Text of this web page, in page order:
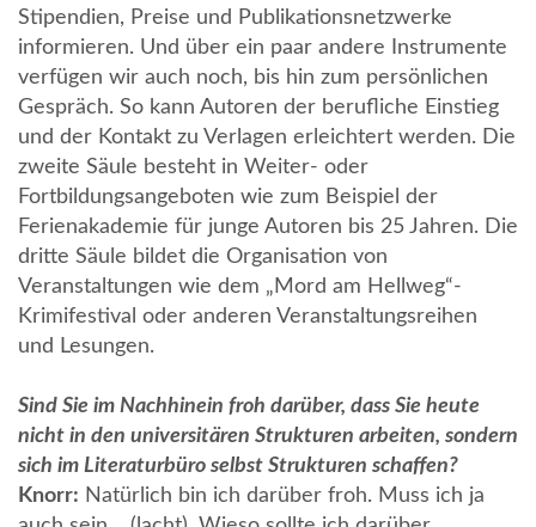
Stipendien, Preise und Publikationsnetzwerke
informieren. Und über ein paar andere Instrumente
verfügen wir auch noch, bis hin zum persönlichen
Gespräch. So kann Autoren der berufliche Einstieg
und der Kontakt zu Verlagen erleichtert werden. Die
zweite Säule besteht in Weiter- oder
Fortbildungsangeboten wie zum Beispiel der
Ferienakademie für junge Autoren bis 25 Jahren. Die
dritte Säule bildet die Organisation von
Veranstaltungen wie dem „Mord am Hellweg“-
Krimifestival oder anderen Veranstaltungsreihen
und Lesungen.
Sind Sie im Nachhinein froh darüber, dass Sie heute
nicht in den universitären Strukturen arbeiten, sondern
sich im Literaturbüro selbst Strukturen schaffen?
Knorr: Natürlich bin ich darüber froh. Muss ich ja